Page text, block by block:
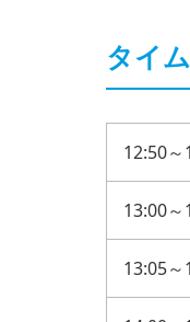
タイ
12:50～
13:00～
13:05～